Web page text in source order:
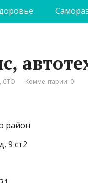
, СТО Комментарии: 0
район
9 ст2